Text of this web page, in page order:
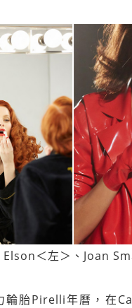
Elson＜左＞、Joan
輪胎Pirelli年曆，在